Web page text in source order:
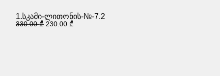
1.სკამი-ლითონის-№-7.2
330.00₾ 230.00 ₾